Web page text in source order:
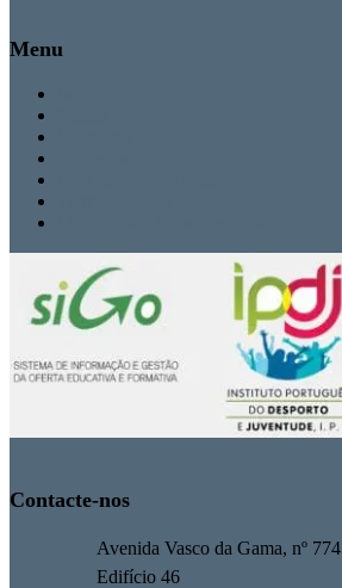
Menu
Contacte-nos
Avenida Vasco da Gama, nº 774
Edifício 46